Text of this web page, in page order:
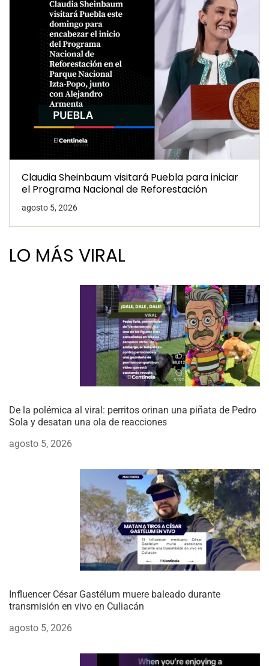
Claudia Sheinbaum visitará Puebla para iniciar
el Programa Nacional de Reforestación
agosto 5, 2026
LO MÁS VIRAL
De la polémica al viral: perritos orinan una piñata de Pedro
Sola y desatan una ola de reacciones
agosto 5, 2026
Influencer César Gastélum muere baleado durante
transmisión en vivo en Culiacán
agosto 5, 2026